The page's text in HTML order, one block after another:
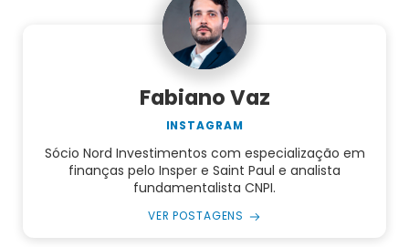
Fabiano Vaz
INSTAGRAM
Sócio Nord Investimentos com especialização em
finanças pelo Insper e Saint Paul e analista
fundamentalista CNPI.
VER POSTAGENS